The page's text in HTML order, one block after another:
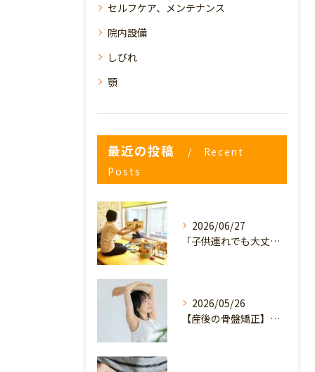
セルフケア、メンテナンス
院内設備
しびれ
顎
最近の投稿
Recent
Posts
2026/06/27
「子供連れでも大丈夫？」産後の腰痛・体型崩れに悩むママが、プライミー鍼灸整骨院を選ぶ3つの理由
2026/05/26
【産後の骨盤矯正】産後の原因不明なイライラ・疲れやすさは骨盤のせい？心と体を軽くするヒント